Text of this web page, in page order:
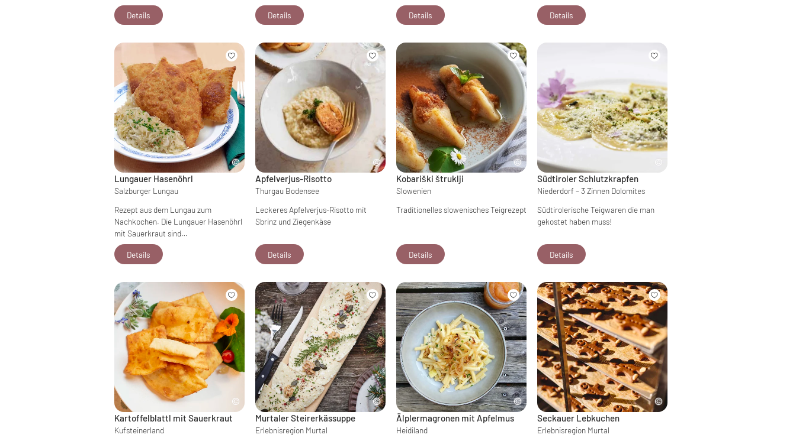
Details Details Details Details
Lungauer Hasenöhrl
Salzburger Lungau
Rezept aus dem Lungau zum
Nachkochen. Die Lungauer Hasenöhrl
mit Sauerkraut sind…
Details
Apfelverjus-Risotto
Thurgau Bodensee
Leckeres Apfelverjus-Risotto mit
Sbrinz und Ziegenkäse
Details
Kobariški štruklji
Slowenien
Traditionelles slowenisches Teigrezept
Details
Südtiroler Schlutzkrapfen
Niederdorf – 3 Zinnen Dolomites
Südtirolerische Teigwaren die man
gekostet haben muss!
Details
Kartoffelblattl mit Sauerkraut
Kufsteinerland
Murtaler Steirerkässuppe
Erlebnisregion Murtal
Älplermagronen mit Apfelmus
Heidiland
Seckauer Lebkuchen
Erlebnisregion Murtal